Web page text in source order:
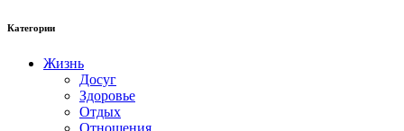
Категории
Жизнь
Досуг
Здоровье
Отдых
Отношения